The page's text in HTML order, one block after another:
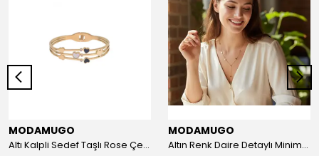
MODAMUGO
Altı Kalpli Sedef Taşlı Rose Çelik Kelepçe Bileklik
MODAMUGO
Altın Renk Daire Detaylı Minimal Y Çelik Kolye